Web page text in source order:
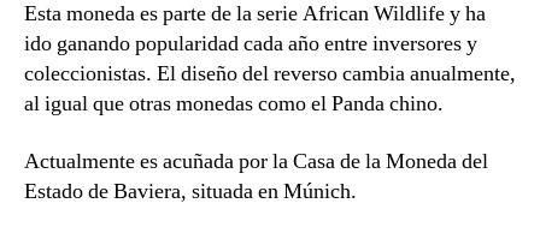
Esta moneda es parte de la serie African Wildlife y ha
ido ganando popularidad cada año entre inversores y
coleccionistas. El diseño del reverso cambia anualmente,
al igual que otras monedas como el Panda chino.
Actualmente es acuñada por la Casa de la Moneda del
Estado de Baviera, situada en Múnich.